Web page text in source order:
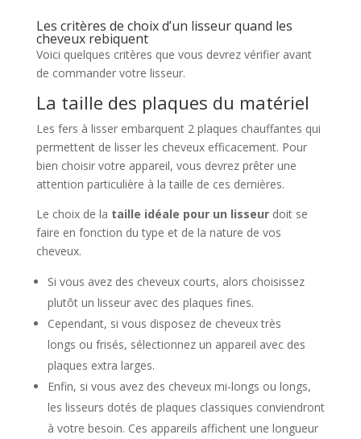
Les critères de choix d’un lisseur quand les
cheveux rebiquent
Voici quelques critères que vous devrez vérifier avant
de commander votre lisseur.
La taille des plaques du matériel
Les fers à lisser embarquent 2 plaques chauffantes qui
permettent de lisser les cheveux efficacement. Pour
bien choisir votre appareil, vous devrez prêter une
attention particulière à la taille de ces dernières.
Le choix de la taille idéale pour un lisseurdoit se
faire en fonction du type et de la nature de vos
cheveux.
Si vous avez des cheveux courts, alors choisissez
plutôt un lisseur avec des plaques fines.
Cependant, si vous disposez de cheveux très
longs ou frisés, sélectionnez un appareil avec des
plaques extra larges.
Enfin, si vous avez des cheveux mi-longs ou longs,
les lisseurs dotés de plaques classiques conviendront
à votre besoin. Ces appareils affichent une longueur